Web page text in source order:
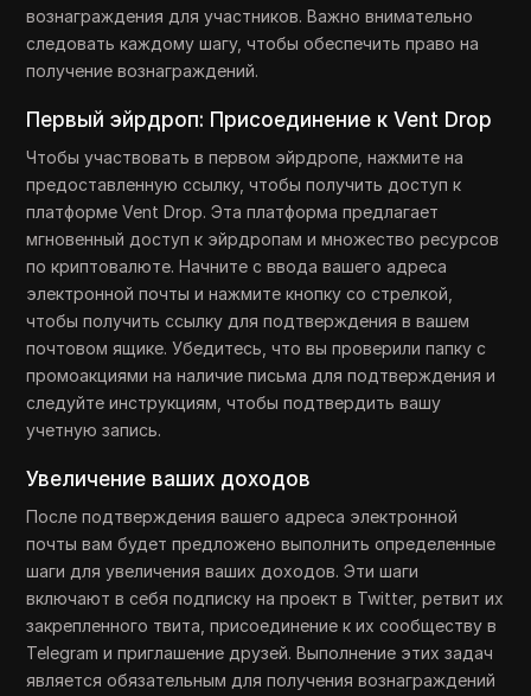
вознаграждения для участников. Важно внимательно
следовать каждому шагу, чтобы обеспечить право на
получение вознаграждений.
Первый эйрдроп: Присоединение к Vent Drop
Чтобы участвовать в первом эйрдропе, нажмите на
предоставленную ссылку, чтобы получить доступ к
платформе Vent Drop. Эта платформа предлагает
мгновенный доступ к эйрдропам и множество ресурсов
по криптовалюте. Начните с ввода вашего адреса
электронной почты и нажмите кнопку со стрелкой,
чтобы получить ссылку для подтверждения в вашем
почтовом ящике. Убедитесь, что вы проверили папку с
промоакциями на наличие письма для подтверждения и
следуйте инструкциям, чтобы подтвердить вашу
учетную запись.
Увеличение ваших доходов
После подтверждения вашего адреса электронной
почты вам будет предложено выполнить определенные
шаги для увеличения ваших доходов. Эти шаги
включают в себя подписку на проект в Twitter, ретвит их
закрепленного твита, присоединение к их сообществу в
Telegram и приглашение друзей. Выполнение этих задач
является обязательным для получения вознаграждений